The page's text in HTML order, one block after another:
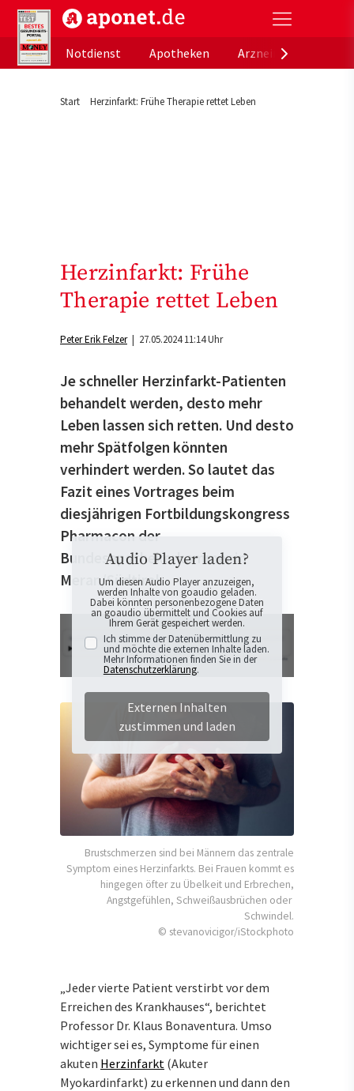
aponet.de - Das offizielle Gesundheitsportal der
Notdienst
Apotheken
Start Herzinfarkt: Frühe Therapie rettet Leben
Herzinfarkt: Frühe
Therapie rettet Leben
Peter Erik Felzer| 27.05.2024 11:14 Uhr
Je schneller Herzinfarkt-Patienten
behandelt werden, desto mehr
Leben lassen sich retten. Und desto
mehr Spätfolgen könnten
verhindert werden. So lautet das
Fazit eines Vortrages beim
diesjährigen Fortbildungskongress
Pharmacon der
Bundesapothekerkammer in
Meran/Südtirol.
Audio Player laden?
Um diesen Audio Player anzuzeigen,
werden Inhalte von goaudio geladen.
Dabei könnten personenbezogene Daten
an goaudio übermittelt und Cookies auf
Ihrem Gerät gespeichert werden.
Ich stimme der Datenübermittlung zu
und möchte die externen Inhalte laden.
Mehr Informationen finden Sie in der
Datenschutzerklärung.
Externen Inhalten
zustimmen und laden
Brustschmerzen sind bei Männern das zentrale
Symptom eines Herzinfarkts. Bei Frauen kommt es
hingegen öfter zu Übelkeit und Erbrechen,
Angstgefühlen, Schweißausbrüchen oder
Schwindel.
© stevanovicigor/iStockphoto
„Jeder vierte Patient verstirbt vor dem
Erreichen des Krankhauses“, berichtet
Professor Dr. Klaus Bonaventura. Umso
wichtiger sei es, Symptome für einen
akuten Herzinfarkt (Akuter
Myokardinfarkt) zu erkennen und dann den